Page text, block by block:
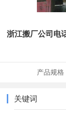
浙江搬厂公司电
产品规格
关键词